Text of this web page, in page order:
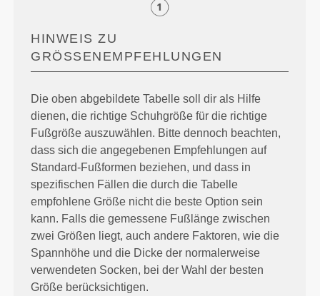
HINWEIS ZU
GRÖSSENEMPFEHLUNGEN
Die oben abgebildete Tabelle soll dir als Hilfe
dienen, die richtige Schuhgröße für die richtige
Fußgröße auszuwählen. Bitte dennoch beachten,
dass sich die angegebenen Empfehlungen auf
Standard-Fußformen beziehen, und dass in
spezifischen Fällen die durch die Tabelle
empfohlene Größe nicht die beste Option sein
kann. Falls die gemessene Fußlänge zwischen
zwei Größen liegt, auch andere Faktoren, wie die
Spannhöhe und die Dicke der normalerweise
verwendeten Socken, bei der Wahl der besten
Größe berücksichtigen.